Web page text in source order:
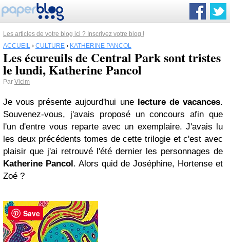
Les articles de votre blog ici ? Inscrivez votre blog !
ACCUEIL › CULTURE › KATHERINE PANCOL
Les écureuils de Central Park sont tristes
le lundi, Katherine Pancol
Par Vicim
Je vous présente aujourd'hui une lecture de vacances.
Souvenez-vous, j'avais proposé un concours afin que
l'un d'entre vous reparte avec un exemplaire. J'avais lu
les deux précédents tomes de cette trilogie et c'est avec
plaisir que j'ai retrouvé l'été dernier les personnages de
Katherine Pancol. Alors quid de Joséphine, Hortense et
Zoé ?
Save